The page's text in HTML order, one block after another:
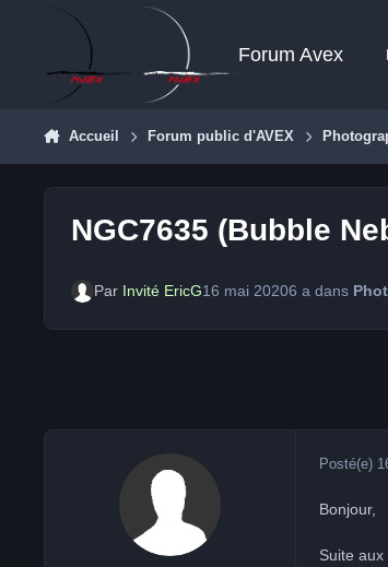
Aller au contenu
Forum Avex
Accueil Forum public d'AVEX
NGC7635 (Bubble
Par Invité EricG16 mai 20206 adans
Posté(e)
Bonjour,
Suite